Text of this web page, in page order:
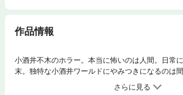
作品情報
小酒井不木のホラー。本当に怖いのは人間。日常
末。独特な小酒井ワールドにやみつきになるのは
「印象」「犬神」「恐ろしき贈物」「狂女と犬」